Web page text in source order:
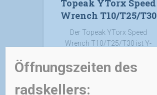
Topeak YTorx Speed
Wrench T10/T25/T30
Der Topeak YTorx Speed
Wrench T10/T25/T30 ist Y-
Profi-Qualität aus Chrom-
Vanadium-Stahl mit T10 / T25 /
T30 Torx®-Schlüsseln und
Öffnungszeiten des
radskellers: